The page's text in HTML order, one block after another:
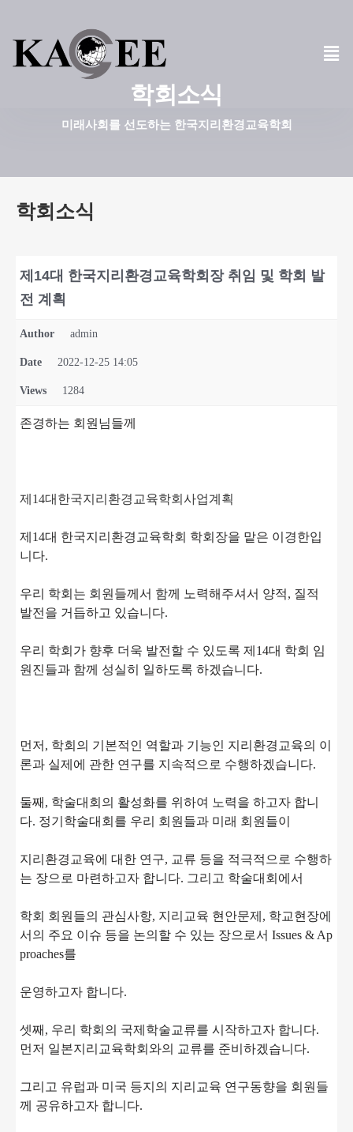
콘
텐
기
학회소식
미래사회를 선도하는 한국지리환경교육학회
학회소식
제14대 한국지리환경교육학회장 취임 및 학회 발
전 계획
Author admin
Date 2022-12-25 14:05
Views 1284
존경하는 회원님들께
제14대한국지리환경교육학회사업계획
제14대 한국지리환경교육학회 학회장을 맡은 이경한입
니다.
우리 학회는 회원들께서 함께 노력해주셔서 양적, 질적
발전을 거듭하고 있습니다.
우리 학회가 향후 더욱 발전할 수 있도록 제14대 학회 임
원진들과 함께 성실히 일하도록 하겠습니다.
먼저, 학회의 기본적인 역할과 기능인 지리환경교육의 이
론과 실제에 관한 연구를 지속적으로 수행하겠습니다.
둘째, 학술대회의 활성화를 위하여 노력을 하고자 합니
다. 정기학술대회를 우리 회원들과 미래 회원들이
지리환경교육에 대한 연구, 교류 등을 적극적으로 수행하
는 장으로 마련하고자 합니다. 그리고 학술대회에서
학회 회원들의 관심사항, 지리교육 현안문제, 학교현장에
서의 주요 이슈 등을 논의할 수 있는 장으로서 Issues & Ap
proaches를
운영하고자 합니다.
셋째, 우리 학회의 국제학술교류를 시작하고자 합니다.
먼저 일본지리교육학회와의 교류를 준비하겠습니다.
그리고 유럽과 미국 등지의 지리교육 연구동향을 회원들
께 공유하고자 합니다.